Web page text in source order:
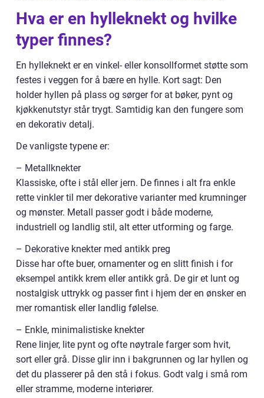
Hva er en hylleknekt og hvilke
typer finnes?
En hylleknekt er en vinkel- eller konsollformet støtte som
festes i veggen for å bære en hylle. Kort sagt: Den
holder hyllen på plass og sørger for at bøker, pynt og
kjøkkenutstyr står trygt. Samtidig kan den fungere som
en dekorativ detalj.
De vanligste typene er:
– Metallknekter
Klassiske, ofte i stål eller jern. De finnes i alt fra enkle
rette vinkler til mer dekorative varianter med krumninger
og mønster. Metall passer godt i både moderne,
industriell og landlig stil, alt etter utforming og farge.
– Dekorative knekter med antikk preg
Disse har ofte buer, ornamenter og en slitt finish i for
eksempel antikk krem eller antikk grå. De gir et lunt og
nostalgisk uttrykk og passer fint i hjem der en ønsker en
mer romantisk eller landlig følelse.
– Enkle, minimalistiske knekter
Rene linjer, lite pynt og ofte nøytrale farger som hvit,
sort eller grå. Disse glir inn i bakgrunnen og lar hyllen og
det du plasserer på den stå i fokus. Godt valg i små rom
eller stramme, moderne interiører.